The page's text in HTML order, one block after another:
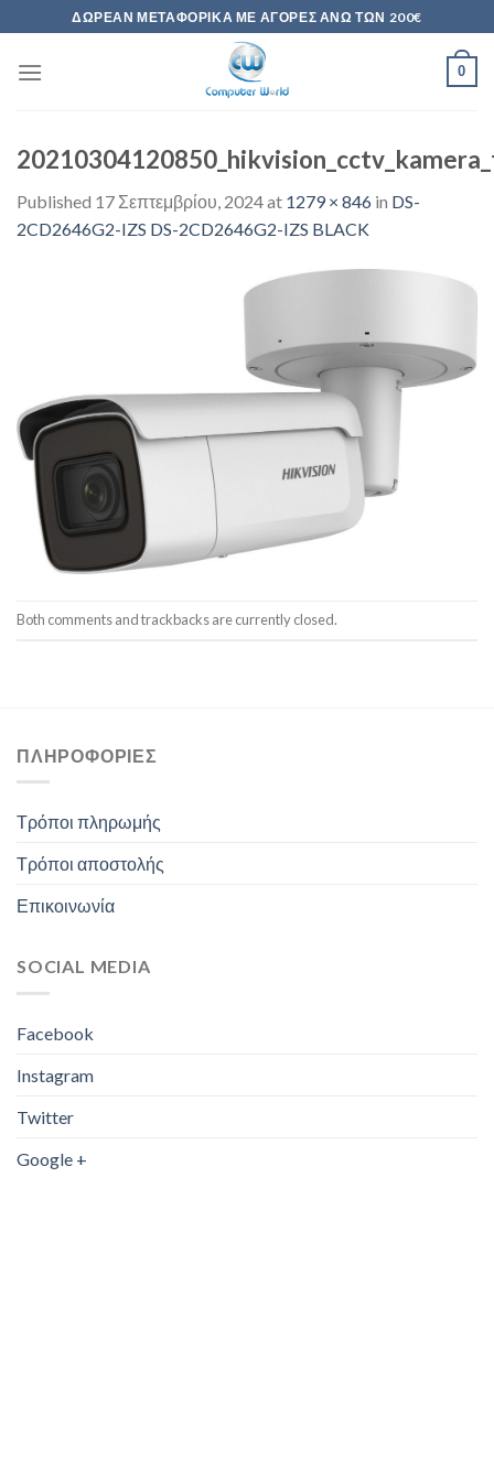
to
content
ΔΩΡΕΆΝ ΜΕΤΑΦΟΡΙΚΆ ΜΕ ΑΓΟΡΈΣ ΆΝΩ ΤΩΝ 200€
0
Published 17 Σεπτεμβρίου, 2024at 1279 × 846 in DS-
2CD2646G2-IZS DS-2CD2646G2-IZS BLACK
Both comments and trackbacks are currently closed.
ΠΛΗΡΟΦΟΡΊΕΣ
Τρόποι πληρωμής
Τρόποι αποστολής
Επικοινωνία
SOCIAL MEDIA
Facebook
Instagram
Twitter
Google +